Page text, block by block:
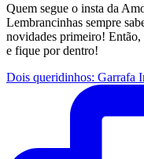
Quem segue o insta da
Lembrancinhas sempre
novidades primeiro! Então,
e fique por dentro!
Dois queridinhos: Garrafa